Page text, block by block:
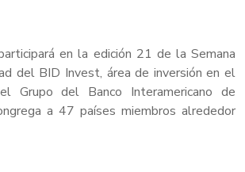
en la edición 21 de la Semana
del BID Invest, área de inversión en el
Grupo del Banco Interamericano de
a 47 países miembros alrededor